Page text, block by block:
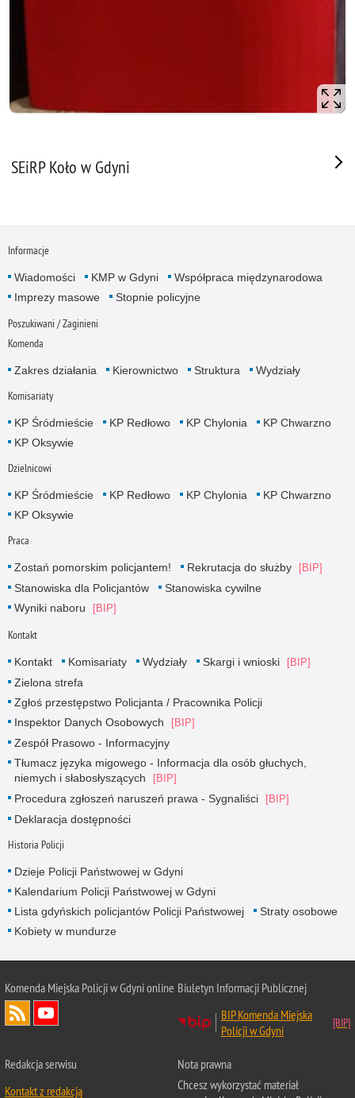
SEiRP Koło w Gdyni
Informacje
Wiadomości KMP w Gdyni
Współpraca międzynarodowa
Imprezy masowe
Stopnie policyjne
Poszukiwani / Zaginieni
Komenda
Zakres działania Kierownictwo Struktura Wydziały
Komisariaty
KP Śródmieście KP Redłowo KP Chylonia
KP Chwarzno
KP Oksywie
Dzielnicowi
KP Śródmieście KP Redłowo KP Chylonia
KP Chwarzno
KP Oksywie
Praca
Zostań pomorskim policjantem!
Rekrutacja do służby
Stanowiska dla Policjantów
Stanowiska cywilne
Wyniki naboru
Kontakt
Kontakt Komisariaty Wydziały
Skargi i wnioski
Zielona strefa
Zgłoś przestępstwo Policjanta / Pracownika Policji
Inspektor Danych Osobowych
Zespół Prasowo - Informacyjny
Tłumacz języka migowego - Informacja dla osób głuchych,
niemych i słabosłyszących
Procedura zgłoszeń naruszeń prawa - Sygnaliści
Deklaracja dostępności
Historia Policji
Dzieje Policji Państwowej w Gdyni
Kalendarium Policji Państwowej w Gdyni
Lista gdyńskich policjantów Policji Państwowej
Straty osobowe
Kobiety w mundurze
Komenda Miejska Policji w Gdyni online Biuletyn Informacji Publicznej
BIP Komenda Miejska
Policji w Gdyni
Redakcja serwisu
Kontakt z redakcją
Nota prawna
Chcesz wykorzystać materiał